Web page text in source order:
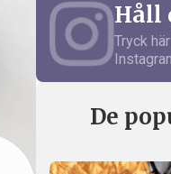
Håll
Tryck
De